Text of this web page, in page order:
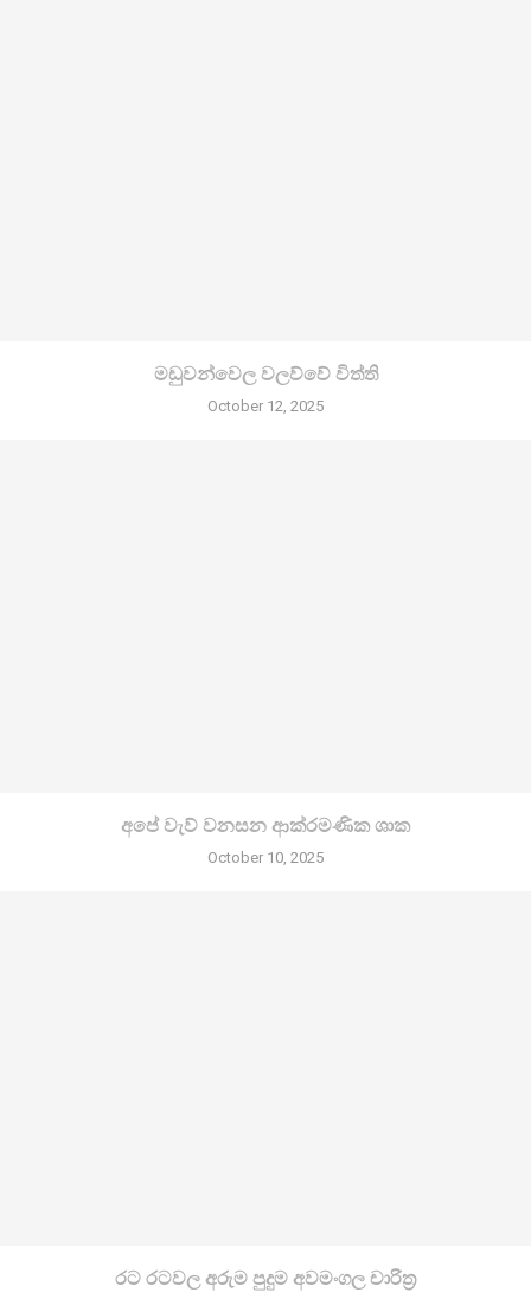
මඩුවන්වෙල වලව්වේ විත්ති
October 12, 2025
අපේ වැව් වනසන ආක්රමණික ශාක
October 10, 2025
රට රටවල අරුම පුදුම අවමංගල චාරිත්‍ර